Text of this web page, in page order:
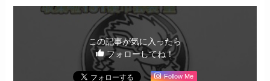
この記事が気に入ったら
フォローしてね！
Follow Me